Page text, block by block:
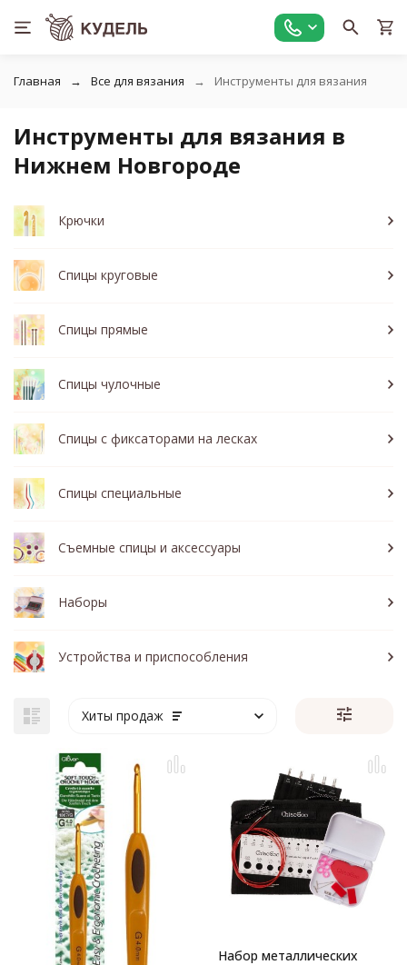
Главная Все для вязания Инструменты для вязания
Инструменты для вязания в
Нижнем Новгороде
Крючки
Спицы круговые
Спицы прямые
Спицы чулочные
Спицы с фиксаторами на лесках
Спицы специальные
Съемные спицы и аксессуары
Наборы
Устройства и приспособления
Хиты продаж
Набор металлических